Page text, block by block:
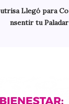
Llegó para Co
nsentir tu Paladar